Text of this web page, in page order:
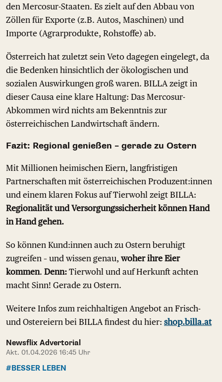
den Mercosur-Staaten. Es zielt auf den Abbau von
Zöllen für Exporte (z.B. Autos, Maschinen) und
Importe (Agrarprodukte, Rohstoffe) ab.
Österreich hat zuletzt sein Veto dagegen eingelegt, da
die Bedenken hinsichtlich der ökologischen und
sozialen Auswirkungen groß waren. BILLA zeigt in
dieser Causa eine klare Haltung: Das Mercosur-
Abkommen wird nichts am Bekenntnis zur
österreichischen Landwirtschaft ändern.
Fazit: Regional genießen – gerade zu Ostern
Mit Millionen heimischen Eiern, langfristigen
Partnerschaften mit österreichischen Produzent:innen
und einem klaren Fokus auf Tierwohl zeigt BILLA:
Regionalität und Versorgungssicherheit können Hand
in Hand gehen.
So können Kund:innen auch zu Ostern beruhigt
zugreifen – und wissen genau, woher ihre Eier
kommen. Denn: Tierwohl und auf Herkunft achten
macht Sinn! Gerade zu Ostern.
Weitere Infos zum reichhaltigen Angebot an Frisch-
und Ostereiern bei BILLA findest du hier: shop.billa.at
Newsflix Advertorial
Akt. 01.04.2026 16:45 Uhr
#BESSER LEBEN